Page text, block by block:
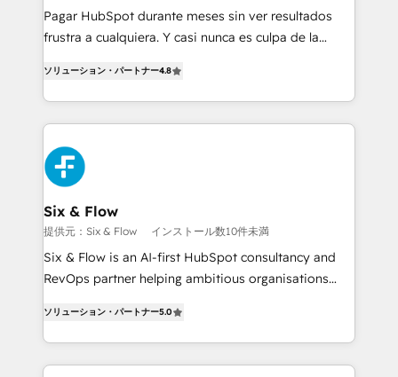
makes us different? 🚀 Top 0.5% of global HubSpot
agencies ⚙️ The strongest technical ability and
partners who will embed ourselves into your
business, processes and systems 🏢 We specialise in
complex use cases 🏆 CRM Implementation,
Platform Enablement, Custom Integration and
Certified
Pagar HubSpot durante meses sin ver resultados
frustra a cualquiera. Y casi nunca es culpa de la
implementó. Trabajamos con un catálogo de +80
casos de uso: cada uno resuelve un problema
concreto de tu operación en HubSpot. La entrega
toma de 1 a 3 semanas por caso, abordamos varios
en paralelo cuando tiene sentido, y siempre
confirmamos resultados antes de seguir avanzando.
Empiezas a ver resultados antes de que termine el
mes. 🏆 HubSpot Partner of the Year 2022, máximo
reconocimiento del ecosistema. Elite Solutions
Partner, el nivel más alto. +700 clientes
Hospital ABC, Hogares Unión, Yves Rocher,
MacStore, Café Britt, Bella Piel, confiaron en
ソリューション・パートナー4.8
Six & Flow
提供元：Six & Flow インストール数10件未満
Six & Flow is an AI-first HubSpot consultancy and
RevOps partner helping ambitious organisations
Operating across the UK, Netherlands, Ireland, and
Canada, we’ve delivered thousands of successful
HubSpot projects for mid-market and enterprise
ソリューション・パートナー5.0